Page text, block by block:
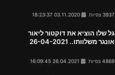
3937 צפיות
גל שלו הוציא את דוקטור ליאור
אונגר משלוותו.. 26-04-2021
4869 צפיות